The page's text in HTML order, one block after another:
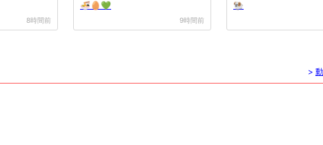
8時間前
🍜🥚💚
9時間前
🐏
>